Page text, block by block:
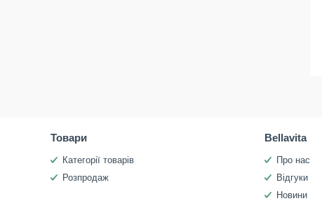
Товари
Категорії товарів
Розпродаж
Bellavita
Про нас
Відгуки
Новини